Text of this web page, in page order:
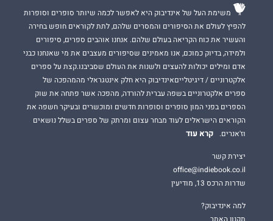
משימת העל של אינדיבוק היא לאפשר לכמה שיותר סופרים וסופרות
להפיץ לעולם את הסיפורים והמסרים שלהם, לתת לקוראים חופש בחירה
והעשיר את כוח הקריאה בעולם שלהם. אנחנו אוהבים ספרים, סיפורים
ולמידה, בדיוק כמוכם, אנו מאמינים שסיפורים מעצבים את מי שאנחנו כבני
אדם ומילים יכולות להעצים ולשנות את העולם שסביבנו.קצת על ספרים
אלקטרוניים / דיגיטלייםאינדיבוק היא חלק אינטגראלי מהמהפכה של
ספרים אלקטרוניים בשפה עברית להורדה, מהפכה אשר פתחה את שוק
הספרים בפני המון סופרים וסופרות חדשים ומוכשרים ובעיקר חשפה את
הקוראים הישראלים לעוד מבחר עצום ומרתק של ספרים בשלל נושאים
וז'אנרים.
קרא עוד
יצירת קשר
office@indiebook.co.il
שדרות הרכס 13, מודיעין
למה אינדיבוק?